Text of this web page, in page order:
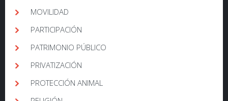
MOVILIDAD
PARTICIPACIÓN
PATRIMONIO PÚBLICO
PRIVATIZACIÓN
PROTECCIÓN ANIMAL